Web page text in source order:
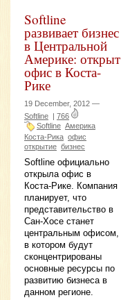
Softline
развивает бизнес
в Центральной
Америке: открыт
офис в Коста-
Рике
19 December, 2012 —
Softline
766
Softline Америка
Коста-Рика офис
открытие бизнес
Softline официально
открыла офис в
Коста-Рике. Компания
планирует, что
представительство в
Сан-Хосе станет
центральным офисом,
в котором будут
сконцентрированы
основные ресурсы по
развитию бизнеса в
данном регионе.